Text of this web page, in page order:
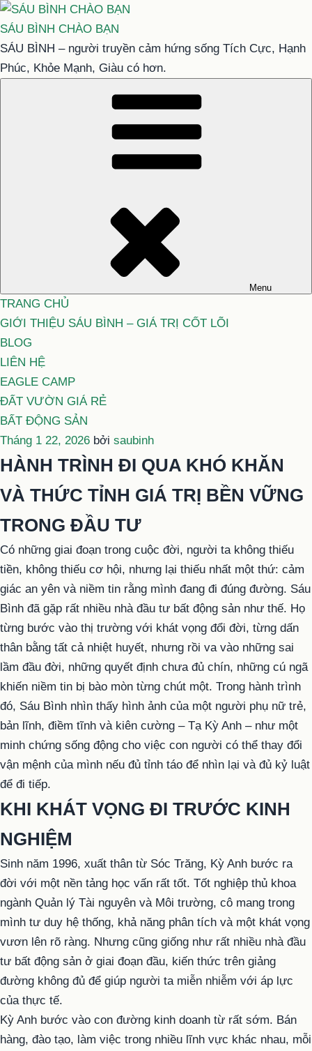
Chuyển
đến
phần
nội
SÁU BÌNH CHÀO BẠN
SÁU BÌNH – người truyền cảm hứng sống Tích Cực, Hạnh
Phúc, Khỏe Mạnh, Giàu có hơn.
Menu
TRANG CHỦ
GIỚI THIỆU SÁU BÌNH – GIÁ TRỊ CỐT LÕI
BLOG
LIÊN HỆ
EAGLE CAMP
ĐẤT VƯỜN GIÁ RẺ
BẤT ĐỘNG SẢN
Đăng
trong
Tháng 1 22, 2026 bởi saubinh
HÀNH TRÌNH ĐI QUA KHÓ KHĂN
VÀ THỨC TỈNH GIÁ TRỊ BỀN VỮNG
TRONG ĐẦU TƯ
Có những giai đoạn trong cuộc đời, người ta không thiếu
tiền, không thiếu cơ hội, nhưng lại thiếu nhất một thứ: cảm
giác an yên và niềm tin rằng mình đang đi đúng đường. Sáu
Bình đã gặp rất nhiều nhà đầu tư bất động sản như thế. Họ
từng bước vào thị trường với khát vọng đổi đời, từng dấn
thân bằng tất cả nhiệt huyết, nhưng rồi va vào những sai
lầm đầu đời, những quyết định chưa đủ chín, những cú ngã
khiến niềm tin bị bào mòn từng chút một. Trong hành trình
đó, Sáu Bình nhìn thấy hình ảnh của một người phụ nữ trẻ,
bản lĩnh, điềm tĩnh và kiên cường – Tạ Kỳ Anh – như một
minh chứng sống động cho việc con người có thể thay đổi
vận mệnh của mình nếu đủ tỉnh táo để nhìn lại và đủ kỷ luật
để đi tiếp.
KHI KHÁT VỌNG ĐI TRƯỚC KINH
NGHIỆM
Sinh năm 1996, xuất thân từ Sóc Trăng, Kỳ Anh bước ra
đời với một nền tảng học vấn rất tốt. Tốt nghiệp thủ khoa
ngành Quản lý Tài nguyên và Môi trường, cô mang trong
mình tư duy hệ thống, khả năng phân tích và một khát vọng
vươn lên rõ ràng. Nhưng cũng giống như rất nhiều nhà đầu
tư bất động sản ở giai đoạn đầu, kiến thức trên giảng
đường không đủ để giúp người ta miễn nhiễm với áp lực
của thực tế.
Kỳ Anh bước vào con đường kinh doanh từ rất sớm. Bán
hàng, đào tạo, làm việc trong nhiều lĩnh vực khác nhau, mỗi